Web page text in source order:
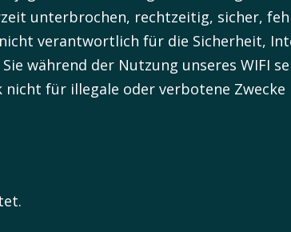
unterbrochen, rechtzeitig, sicher,
verantwortlich für die Sicherheit,
während der Nutzung unseres WIFI
für illegale oder verbotene Zwecke